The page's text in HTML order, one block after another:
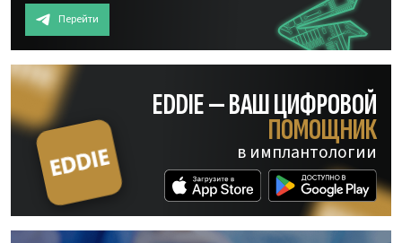
Перейти
EDDIE — ВАШ ЦИФРОВОЙ
ПОМОЩНИК
в имплантологии